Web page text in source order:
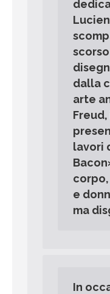
dalla
arte
lavori
e
ma
In